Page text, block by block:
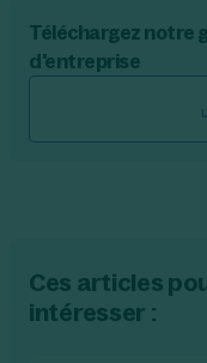
Téléchargez notre
d'entreprise
Ces articles
intéresser :